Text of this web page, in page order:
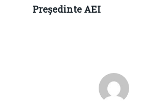
Președinte AEI